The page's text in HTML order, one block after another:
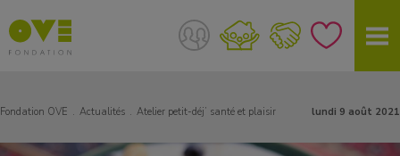
Fondation OVE Actualités Atelier petit-déj’ santé et plaisir lundi 9 août 2021